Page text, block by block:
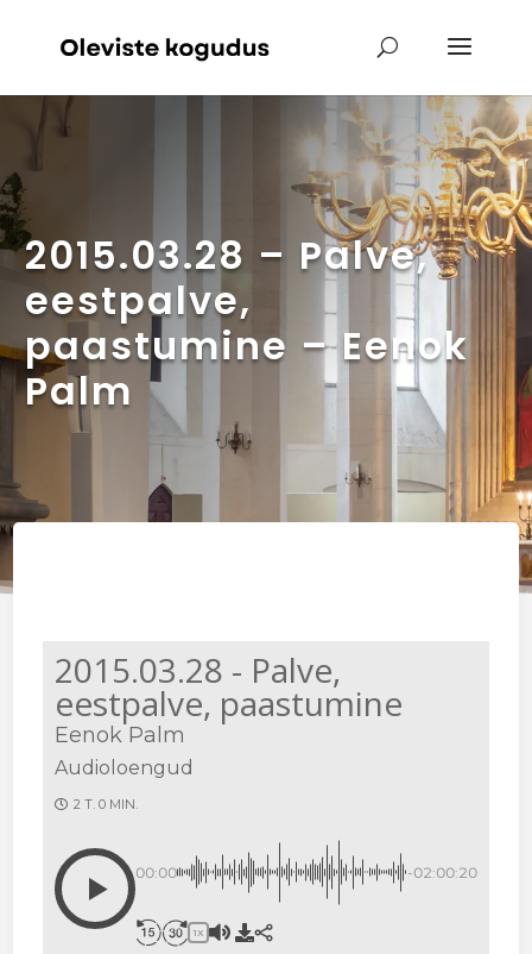
2015.03.28 – Palve,
eestpalve,
paastumine – Eenok
Palm
2015.03.28 - Palve,
eestpalve, paastumine
Eenok Palm
Audioloengud
2 T. 0 MIN.
00:00 -02:00:20
1X